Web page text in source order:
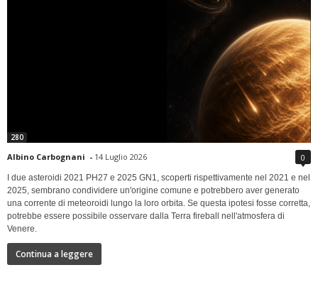
280
Albino Carbognani - 14 Luglio 2026 0
I due asteroidi 2021 PH27 e 2025 GN1, scoperti rispettivamente nel 2021 e nel
2025, sembrano condividere un'origine comune e potrebbero aver generato
una corrente di meteoroidi lungo la loro orbita. Se questa ipotesi fosse corretta,
potrebbe essere possibile osservare dalla Terra fireball nell'atmosfera di
Venere.
Continua a leggere